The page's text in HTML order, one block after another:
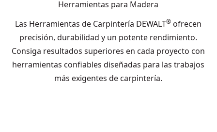
Herramientas para Madera
Las Herramientas de Carpintería DEWALT® ofrecen
precisión, durabilidad y un potente rendimiento.
Consiga resultados superiores en cada proyecto con
herramientas confiables diseñadas para las trabajos
más exigentes de carpintería.